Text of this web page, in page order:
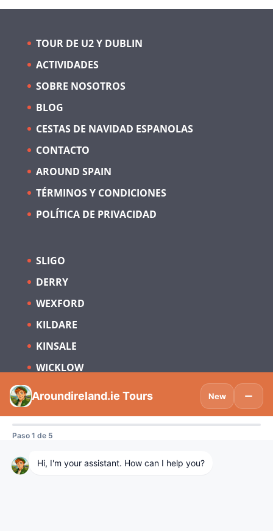
TOUR DE U2 Y DUBLIN
ACTIVIDADES
SOBRE NOSOTROS
BLOG
CESTAS DE NAVIDAD ESPANOLAS
CONTACTO
AROUND SPAIN
TÉRMINOS Y CONDICIONES
POLÍTICA DE PRIVACIDAD
SLIGO
DERRY
WEXFORD
KILDARE
KINSALE
WICKLOW
Suscríbete para estar al día sobre
Turismo en Irlanda y España.